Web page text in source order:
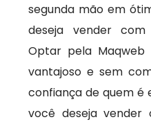
segunda mão em
deseja vender
Optar pela
vantajoso e sem
confiança de quem é
você deseja vender